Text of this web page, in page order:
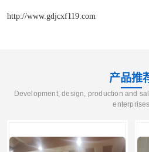
http://www.gdjcxf119.com
产品推
Development, design, production and
enterprises